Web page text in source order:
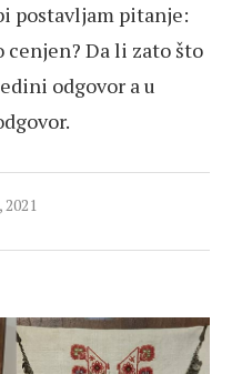
postavljam pitanje:
cenjen? Da li zato što
odgovor a u
2021